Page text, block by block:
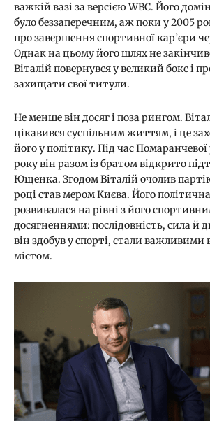
важкій вазі за версією WBC. Його
було беззаперечним, аж поки у 2005
про завершення спортивної кар’єри
Однак на цьому його шлях не
Віталій повернувся у великий бокс і
захищати свої титули.
Не менше він досяг і поза рингом.
цікавився суспільним життям, і це
його у політику. Під час
року він разом із братом відкрито
Ющенка. Згодом Віталій очолив
році став мером Києва. Його
розвивалася на рівні з його
досягненнями: послідовність, сила й
він здобув у спорті, стали важливими
містом.